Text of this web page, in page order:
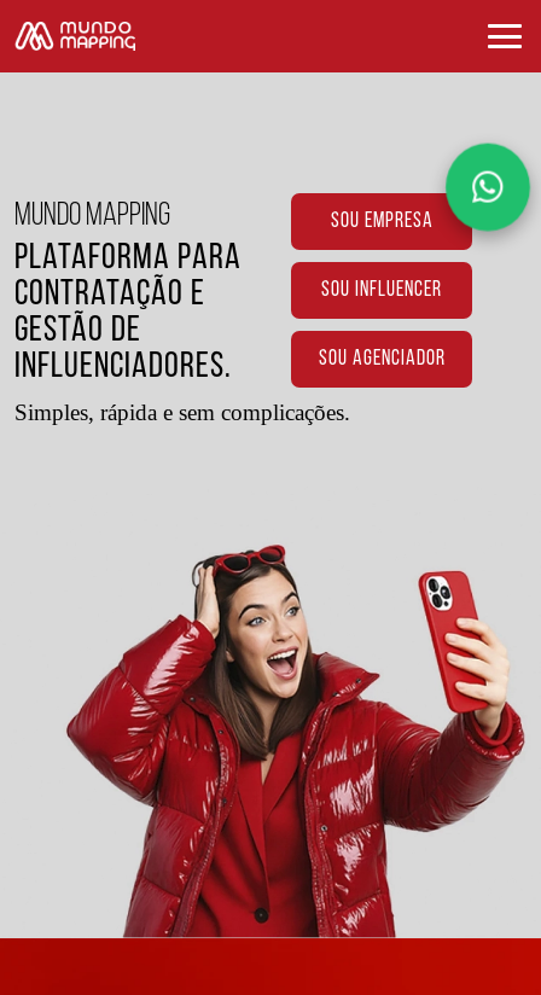
MUNDO MAPPING
Plataforma para
Contratação e
Gestão de
Influenciadores.
SOU EMPRESA
SOU INFLUENCER
SOU AGENCIADOR
Simples, rápida e sem complicações.